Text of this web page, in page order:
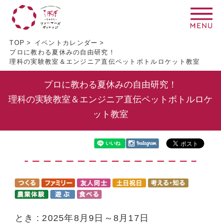
TOP
イベントカレンダー
プロに教わる夏休みの自由研究！
理科の実験教室＆エンジニア直伝ペットボトルロケット教室
プロに教わる夏休みの自由研究！
理科の実験教室＆エンジニア直伝ペットボトルロケ
ット教室
とき
2025年8月9日～8月17日